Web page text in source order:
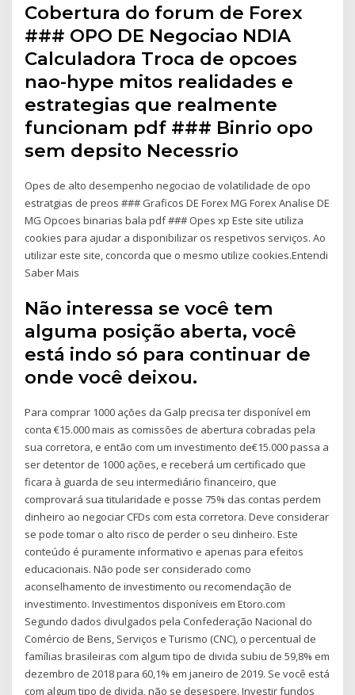
Cobertura do forum de Forex
### OPO DE Negociao NDIA
Calculadora Troca de opcoes
nao-hype mitos realidades e
estrategias que realmente
funcionam pdf ### Binrio opo
sem depsito Necessrio
Opes de alto desempenho negociao de volatilidade de opo
estratgias de preos ### Graficos DE Forex MG Forex Analise DE
MG Opcoes binarias bala pdf ### Opes xp Este site utiliza
cookies para ajudar a disponibilizar os respetivos serviços. Ao
utilizar este site, concorda que o mesmo utilize cookies.Entendi
Saber Mais
Não interessa se você tem
alguma posição aberta, você
está indo só para continuar de
onde você deixou.
Para comprar 1000 ações da Galp precisa ter disponível em
conta €15.000 mais as comissões de abertura cobradas pela
sua corretora, e então com um investimento de€15.000 passa a
ser detentor de 1000 ações, e receberá um certificado que
ficara à guarda de seu intermediário financeiro, que
comprovará sua titularidade e posse 75% das contas perdem
dinheiro ao negociar CFDs com esta corretora. Deve considerar
se pode tomar o alto risco de perder o seu dinheiro. Este
conteúdo é puramente informativo e apenas para efeitos
educacionais. Não pode ser considerado como
aconselhamento de investimento ou recomendação de
investimento. Investimentos disponíveis em Etoro.com
Segundo dados divulgados pela Confederação Nacional do
Comércio de Bens, Serviços e Turismo (CNC), o percentual de
famílias brasileiras com algum tipo de divida subiu de 59,8% em
dezembro de 2018 para 60,1% em janeiro de 2019. Se você está
com algum tipo de divida, não se desespere. Investir fundos